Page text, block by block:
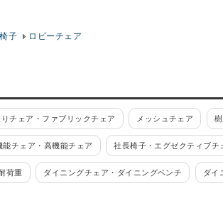
子 ロビーチェア
チェア・ファブリックチェア メッシュチェア
チェア・高機能チェア 社長椅子・エグゼクティブチ
荷重 ダイニングチェア・ダイニングベンチ ダイ